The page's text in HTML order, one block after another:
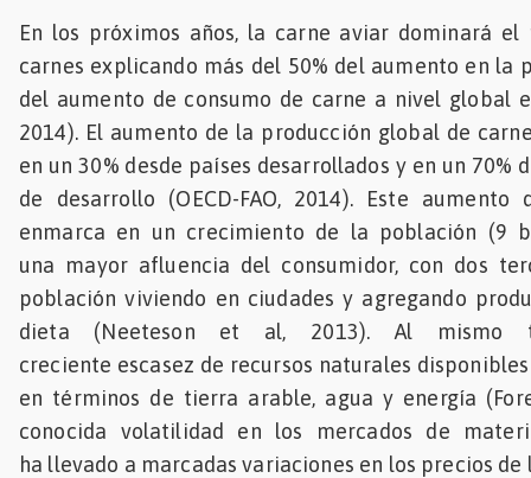
En los próximos años, la carne aviar dominará el
carnes explicando más del 50% del aumento en la
del aumento de consumo de carne a nivel global
2014). El aumento de la producción global de
en un 30% desde países desarrollados y en un 70%
de desarrollo (OECD-FAO, 2014). Este
enmarca en un crecimiento de la población (9
una mayor afluencia del consumidor, con dos
población viviendo en ciudades y agregando
dieta (Neeteson et al, 2013). Al mismo
creciente escasez de recursos naturales
en términos de tierra arable, agua y energía
conocida volatilidad en los mercados de
ha llevado a marcadas variaciones en los precios de